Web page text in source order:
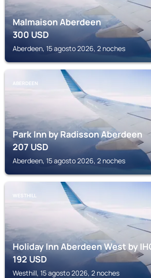
Malmaison Aberdeen
300USD
Aberdeen, 15 agosto 2026, 2 noches
ABERDEEN
Park Inn by Radisson Aberdeen
207USD
Aberdeen, 15 agosto 2026, 2 noches
WESTHILL
Holiday Inn Aberdeen West by
192USD
Westhill, 15 agosto 2026, 2 noches